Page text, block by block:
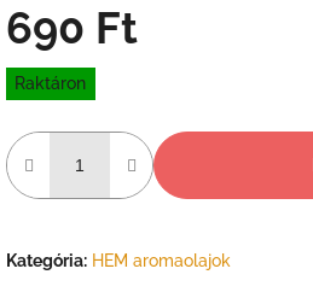
690 Ft
Egységár:
Raktáron
Kategória: HEM aromaolajok